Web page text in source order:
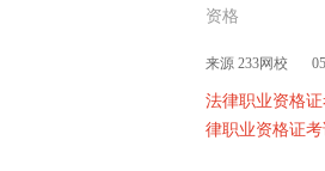
资格
来源 233网校
法律职业资格证
律职业资格证考